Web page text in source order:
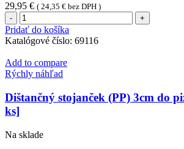
29,95 € ( 24,35 € bez DPH )
množstvo
Alu
fólia
extra-
silná
17µm
59cm
x
100m
[1
Pridať do košíka
Katalógové číslo: 69116
Add to compare
Rýchly náhľad
Dištančný stojanček (PP) 3cm do
ks]
Na sklade